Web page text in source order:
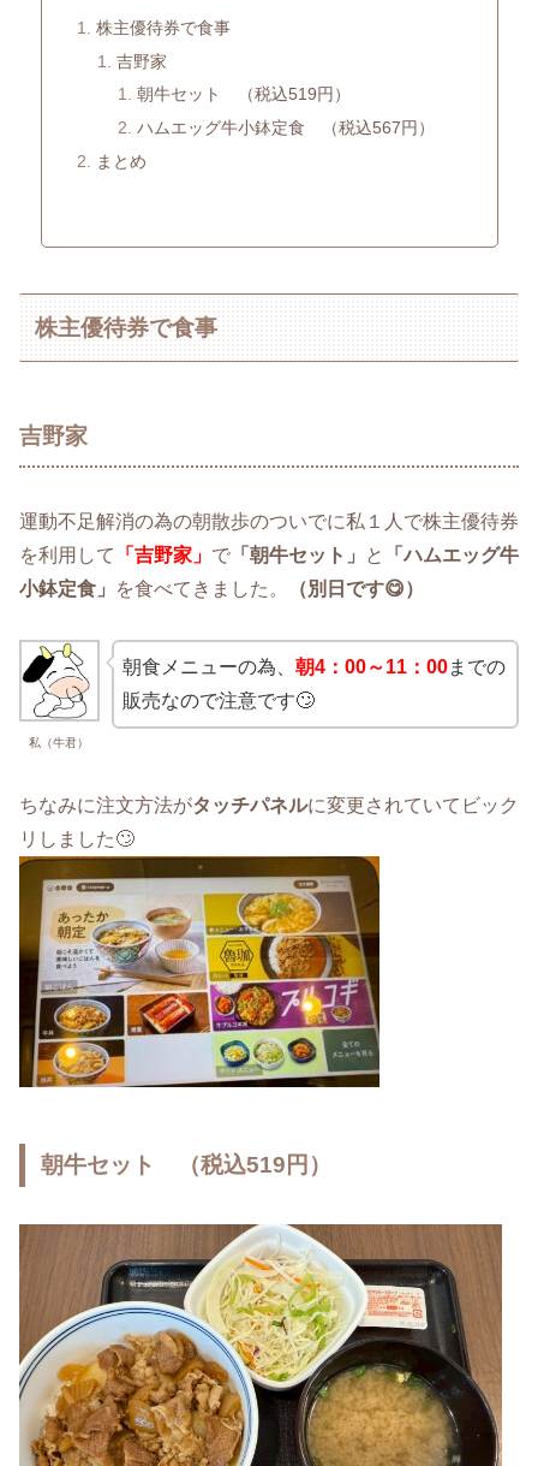
株主優待券で食事
吉野家
朝牛セット （税込519円）
ハムエッグ牛小鉢定食 （税込567円）
まとめ
株主優待券で食事
吉野家
運動不足解消の為の朝散歩のついでに私１人で株主優待券
を利用して
「吉野家」 で 「朝牛セット」 と
「ハムエッグ牛
小鉢定食」
を食べてきました。 （別日です😋）
私（牛君）
朝食メニューの為、 朝4：00～11：00までの
販売なので注意です🙄
ちなみに注文方法がタッチパネルに変更されていてビック
リしました🙄
朝牛セット （税込519円）